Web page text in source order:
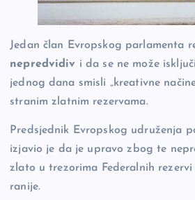
Jedan član Evropskog parlamenta
nepredvidiv i da se ne može
jednog dana smisli „kreativne
stranim zlatnim rezervama.
Predsjednik Evropskog udruženja
izjavio je da je upravo zbog te
zlato u trezorima Federalnih
ranije.